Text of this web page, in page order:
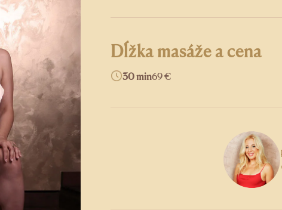
Dĺžka masáže a cena
30 min69 €